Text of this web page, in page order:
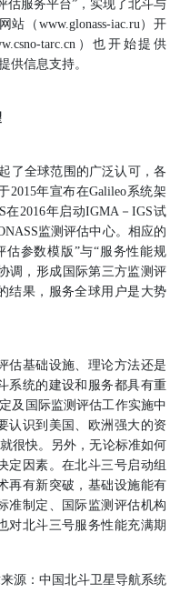
估服务平台”，实现了北斗与
站（www.glonass-iac.ru）开
tarc.cn）也开始提供
供信息支持。
全球范围的广泛认可，各
2015年宣布在Galileo系统架
2016年启动IGMA－IGS试
监测评估中心。相应的
估参数模版”与“服务性能规
调，形成国际第三方监测评
结果，服务全球用户是大势
基础设施、理论方法还是
系统的建设和服务都具有重
及国际监测评估工作实施中
认识到美国、欧洲强大的资
很快。另外，无论标准如何
定因素。在北斗三号启动组
再有新突破，基础设施能有
准制定、国际监测评估机构
对北斗三号服务性能充满期
源：中国北斗卫星导航系统